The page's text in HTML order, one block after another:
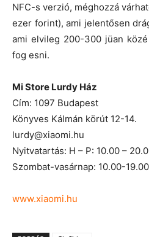
NFC-s verzió, méghozzá
ezer forint), ami jelentősen
ami elvileg 200-300 jüan
fog esni.
Mi Store Lurdy Ház
Cím: 1097 Budapest
Könyves Kálmán körút 12-14.
lurdy@xiaomi.hu
Nyitvatartás: H – P: 10.00 –
Szombat-vasárnap: 10.00-19.00
www.xiaomi.hu